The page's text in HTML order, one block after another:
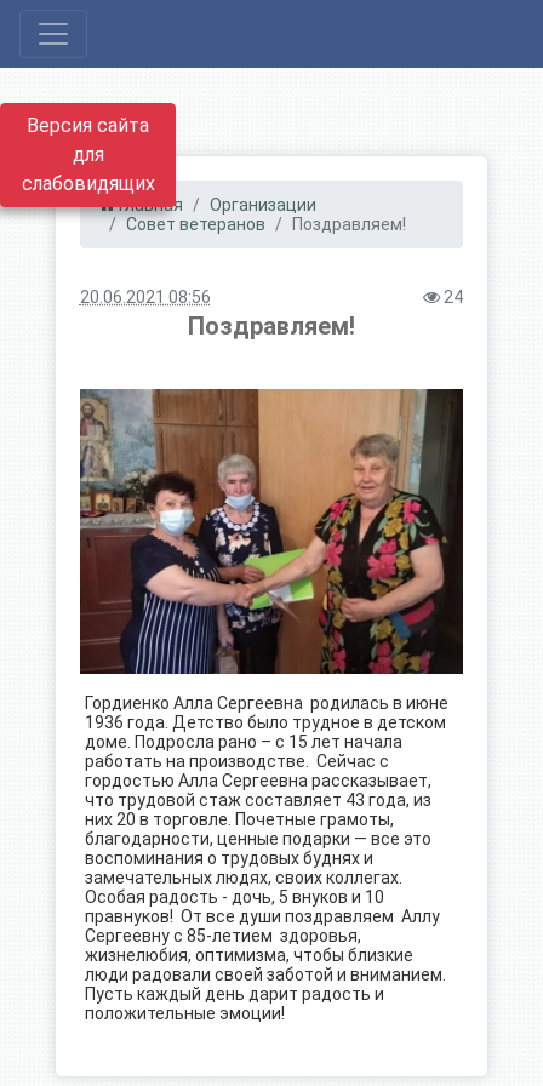
Версия сайта
для
слабовидящих
Главная
Организации
Совет ветеранов
Поздравляем!
20.06.2021 08:56 24
Поздравляем!
Гордиенко Алла Сергеевна родилась в июне
1936 года. Детство было трудное в детском
доме. Подросла рано – с 15 лет начала
работать на производстве. Сейчас с
гордостью Алла Сергеевна рассказывает,
что трудовой стаж составляет 43 года, из
них 20 в торговле. Почетные грамоты,
благодарности, ценные подарки — все это
воспоминания о трудовых буднях и
замечательных людях, своих коллегах.
Особая радость - дочь, 5 внуков и 10
правнуков! От все души поздравляем Аллу
Сергеевну с 85-летием здоровья,
жизнелюбия, оптимизма, чтобы близкие
люди радовали своей заботой и вниманием.
Пусть каждый день дарит радость и
положительные эмоции!